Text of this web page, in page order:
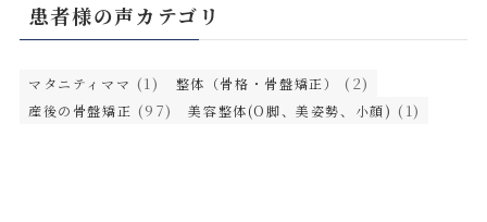
患者様の声カテゴリ
マタニティママ (1) 整体（骨格・骨盤矯正） (2)
産後の骨盤矯正 (97) 美容整体(O脚、美姿勢、小顔) (1)